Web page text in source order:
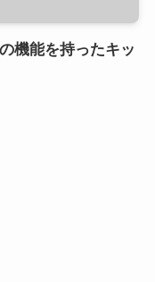
機能を持ったキッ